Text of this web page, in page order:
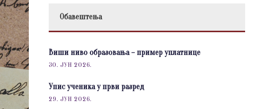
Обавештења
Виши ниво образовања – пример уплатнице
30. ЈУН 2026.
Упис ученика у први разред
29. ЈУН 2026.